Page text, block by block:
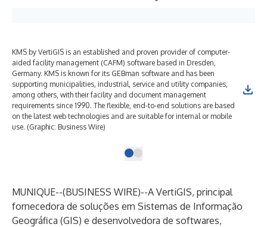
KMS by VertiGIS is an established and proven provider of computer-
aided facility management (CAFM) software based in Dresden,
Germany. KMS is known for its GEBman software and has been
supporting municipalities, industrial, service and utility companies,
among others, with their facility and document management
requirements since 1990. The flexible, end-to-end solutions are based
on the latest web technologies and are suitable for internal or mobile
use. (Graphic: Business Wire)
MUNIQUE--(BUSINESS WIRE)--A VertiGIS, principal
fornecedora de soluções em Sistemas de Informação
Geográfica (GIS) e desenvolvedora de softwares,